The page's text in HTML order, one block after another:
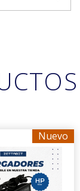
Nuevo